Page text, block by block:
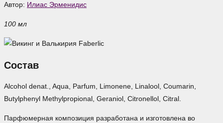
Автор: Илиас Эрменидис
100 мл
Состав
Alcohol denat., Aqua, Parfum, Limonene, Linalool, Coumarin,
Butylphenyl Methylpropional, Geraniol, Citronellol, Citral.
Парфюмерная композиция разработана и изготовлена во